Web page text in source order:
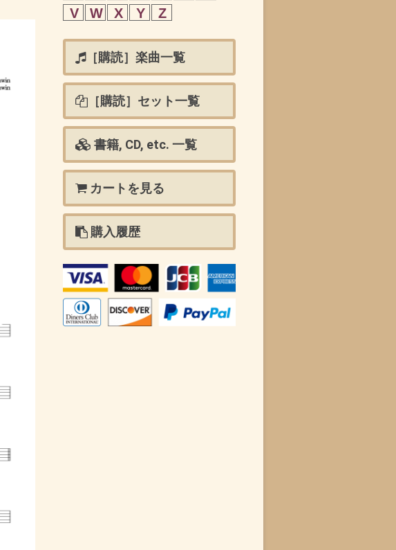
V
W X Y Z
［購読］楽曲一覧
［購読］セット一覧
書籍, CD, etc. 一覧
カートを見る
購入履歴